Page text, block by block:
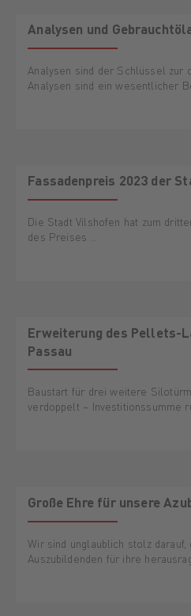
Analysen und
Analysen sind der Schlüssel zur
Analysen sind ein wesentlicher
Fassadenpreis 2023 der
Die Stadt Vilshofen hat zum
des Preises …
Erweiterung des Pellets-
Passau
Baustart für drei weitere
verdoppelt – Investitionssumme
Große Ehre für unsere
Wir sind unglaublich stolz
Auszubildenden für ihre